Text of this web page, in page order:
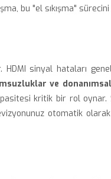
bu "el sıkışma"
sinyal hataları
ve
kritik bir rol
otomatik olarak